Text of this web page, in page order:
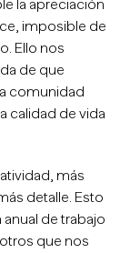
la apreciación
imposible de
Ello nos
de que
comunidad
calidad de vida
más
detalle. Esto
de trabajo
que nos